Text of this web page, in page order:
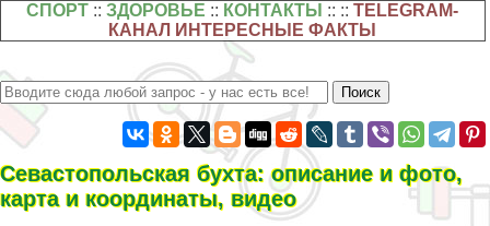
СПОРТ ::ЗДОРОВЬЕ :: КОНТАКТЫ :: ::TELEGRAM-
КАНАЛ ИНТЕРЕСНЫЕ ФАКТЫ
Севастопольская бухта: описание и фото,
карта и координаты, видео